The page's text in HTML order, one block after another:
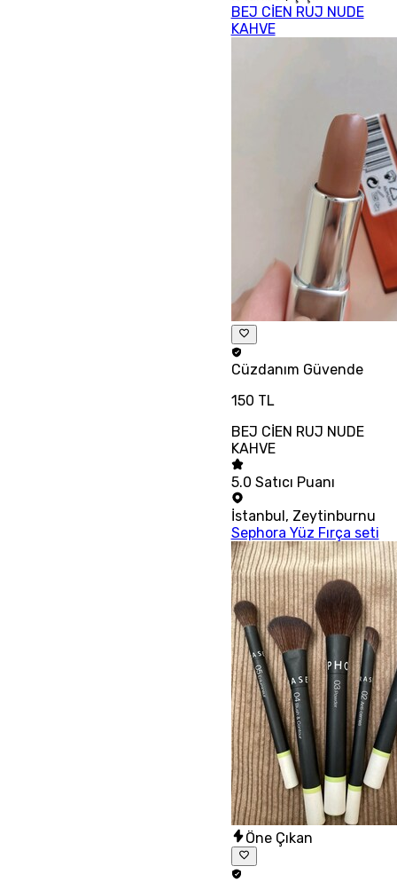
BEJ CİEN RUJ NUDE
KAHVE
Cüzdanım Güvende
150 TL
BEJ CİEN RUJ NUDE
KAHVE
5.0 Satıcı Puanı
İstanbul, Zeytinburnu
Sephora Yüz Fırça seti
Öne Çıkan